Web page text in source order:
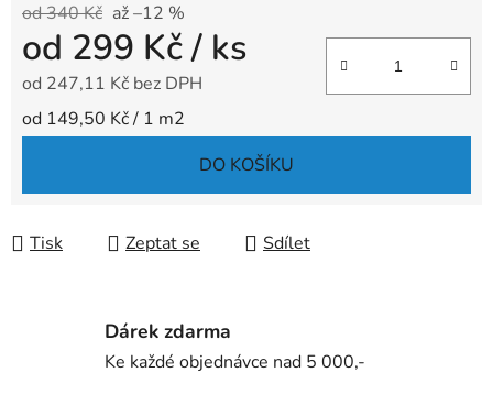
od 340 Kč až –12 %
od 299 Kč/ ks
od 247,11 Kč bez DPH
Měrná cena:
od 149,50 Kč / 1 m2
DO KOŠÍKU
Tisk Zeptat se Sdílet
Dárek zdarma
Ke každé objednávce nad 5 000,-